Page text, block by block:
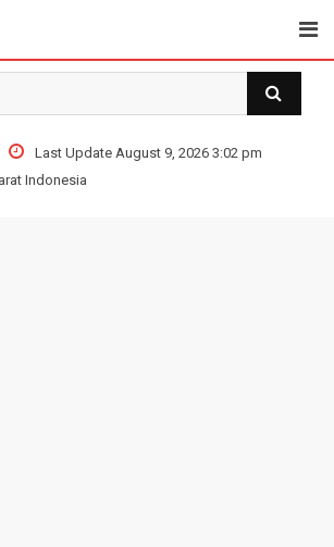
Last Update August 9, 2026 3:02 pm
Indonesia